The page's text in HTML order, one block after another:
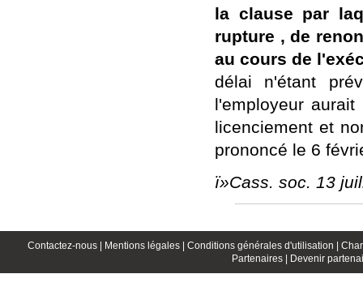
la clause par
rupture , de
au cours de
délai n'étant
l'employeur
licenciement et
prononcé le 6
ï»Cass. soc. 13
Contactez-nous | Mentions légales | Conditions générales d'utilisation |
Partenaires | Devenir